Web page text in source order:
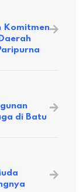
Komitmen
di Batu